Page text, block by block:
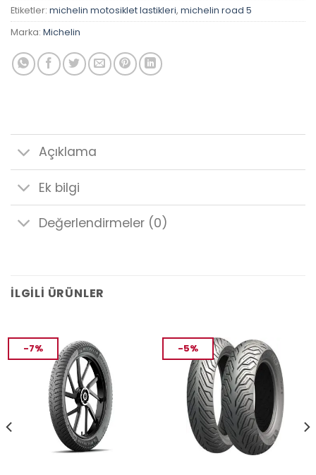
Etiketler: michelin motosiklet lastikleri, michelin road 5
Marka: Michelin
Açıklama
Ek bilgi
Değerlendirmeler (0)
İLGILI ÜRÜNLER
-7% -5%